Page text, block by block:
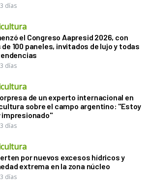
días
el Congreso Aapresid 2026, con
de 100 paneles, invitados de lujo y todas
días
de un experto internacional en
sobre el campo argentino: "Estoy
impresionado"
días
por nuevos excesos hídricos y
extrema en la zona núcleo
días